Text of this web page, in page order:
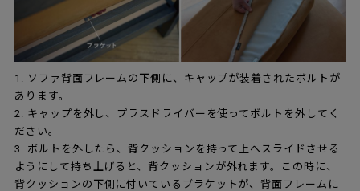
1. ソファ背面フレームの下側に、キャップが装着されたボルトが
あります。
2. キャップを外し、プラスドライバーを使ってボルトを外してく
ださい。
3. ボルトを外したら、背クッションを持って上へスライドさせる
ようにして持ち上げると、背クッションが外れます。この時に、
背クッションの下側に付いているブラケットが、背面フレームに